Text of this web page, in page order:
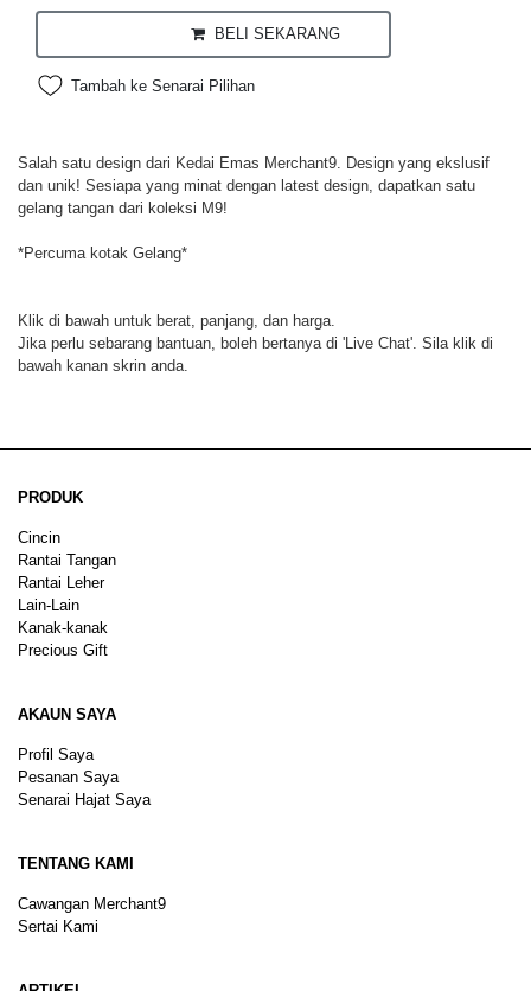
BELI SEKARANG
Tambah ke Senarai Pilihan
Salah satu design dari Kedai Emas Merchant9. Design yang ekslusif
dan unik! Sesiapa yang minat dengan latest design, dapatkan satu
gelang tangan dari koleksi M9!
*Percuma kotak Gelang*
Klik di bawah untuk berat, panjang, dan harga.
Jika perlu sebarang bantuan, boleh bertanya di 'Live Chat'. Sila klik di
bawah kanan skrin anda.
PRODUK
Cincin
Rantai Tangan
Rantai Leher
Lain-Lain
Kanak-kanak
Precious Gift
AKAUN SAYA
Profil Saya
Pesanan Saya
Senarai Hajat Saya
TENTANG KAMI
Cawangan Merchant9
Sertai Kami